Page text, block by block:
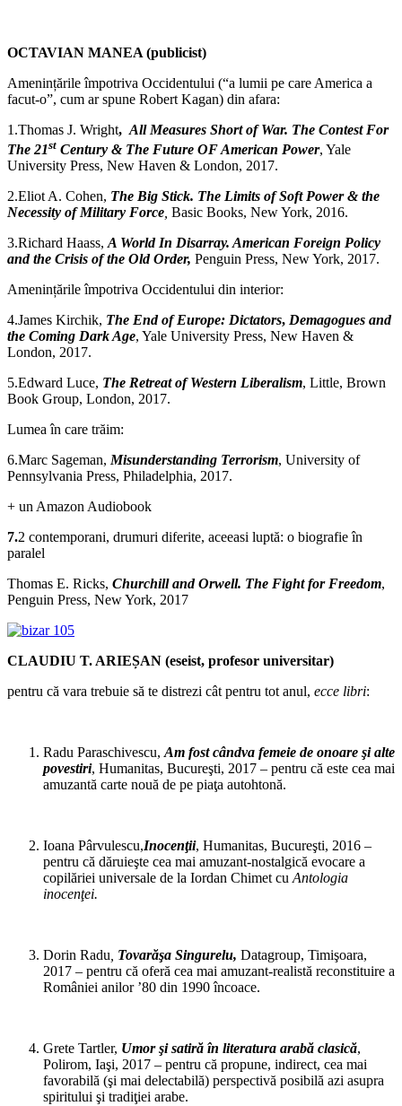
OCTAVIAN MANEA (publicist)
Amenințările împotriva Occidentului (“a lumii pe care America a
facut-o”, cum ar spune Robert Kagan) din afara:
1.Thomas J. Wright, All Measures Short of War. The Contest For
The 21st Century & The Future OF American Power, Yale
University Press, New Haven & London, 2017.
2.Eliot A. Cohen, The Big Stick. The Limits of Soft Power & the
Necessity of Military Force Basic Books, New York, 2016.
3.Richard Haass, A World In Disarray. American Foreign Policy
and the Crisis of the Old Order, Penguin Press, New York, 2017.
Amenințările împotriva Occidentului din interior:
4.James Kirchik, The End of Europe: Dictators, Demagogues and
the Coming Dark Age, Yale University Press, New Haven &
London, 2017.
5.Edward Luce, The Retreat of Western Liberalism, Little, Brown
Book Group, London, 2017.
Lumea în care trăim:
6.Marc Sageman, Misunderstanding Terrorism, University of
Pennsylvania Press, Philadelphia, 2017.
+ un Amazon Audiobook
7.2 contemporani, drumuri diferite, aceeasi luptă: o biografie în
paralel
Thomas E. Ricks, Churchill and Orwell. The Fight for Freedom,
Penguin Press, New York, 2017
CLAUDIU T. ARIEȘAN (eseist, profesor universitar)
pentru că vara trebuie să te distrezi cât pentru tot anul, ecce libri:
Radu Paraschivescu, Am fost cândva femeie de onoare şi alte
povestiri, Humanitas, Bucureşti, 2017 – pentru că este cea mai
amuzantă carte nouă de pe piaţa autohtonă.
Ioana Pârvulescu,Inocenţii, Humanitas, Bucureşti, 2016 –
pentru că dăruieşte cea mai amuzant-nostalgică evocare a
copilăriei universale de la Iordan Chimet cu Antologia
inocenţei.
Dorin Radu Tovarăşa Singurelu, Datagroup, Timişoara,
2017 – pentru că oferă cea mai amuzant-realistă reconstituire a
României anilor ’80 din 1990 încoace.
Grete Tartler, Umor şi satiră în literatura arabă clasică,
Polirom, Iaşi, 2017 – pentru că propune, indirect, cea mai
favorabilă (şi mai delectabilă) perspectivă posibilă azi asupra
spiritului şi tradiţiei arabe.